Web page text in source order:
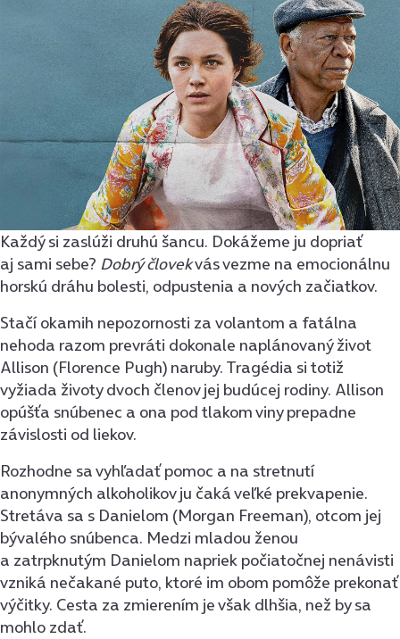
Každý si zaslúži druhú šancu. Dokážeme ju dopriať
aj sami sebe? Dobrý človekvás vezme na emocionálnu
horskú dráhu bolesti, odpustenia a nových začiatkov.
Stačí okamih nepozornosti za volantom a fatálna
nehoda razom prevráti dokonale naplánovaný život
Allison (Florence Pugh) naruby. Tragédia si totiž
vyžiada životy dvoch členov jej budúcej rodiny. Allison
opúšťa snúbenec a ona pod tlakom viny prepadne
závislosti od liekov.
Rozhodne sa vyhľadať pomoc a na stretnutí
anonymných alkoholikov ju čaká veľké prekvapenie.
Stretáva sa s Danielom (Morgan Freeman), otcom jej
bývalého snúbenca. Medzi mladou ženou
a zatrpknutým Danielom napriek počiatočnej nenávisti
vzniká nečakané puto, ktoré im obom pomôže prekonať
výčitky. Cesta za zmierením je však dlhšia, než by sa
mohlo zdať.